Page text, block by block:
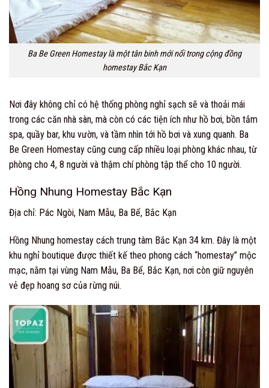
Ba Be Green Homestay là một tân binh mới nổi trong cộng đồng
homestay Bắc Kạn
Nơi đây không chỉ có hệ thống phòng nghỉ sạch sẽ và thoải mái
trong các căn nhà sàn, mà còn có các tiện ích như hồ bơi, bồn tắm
spa, quầy bar, khu vườn, và tầm nhìn tới hồ bơi và xung quanh. Ba
Be Green Homestay cũng cung cấp nhiều loại phòng khác nhau, từ
phòng cho 4, 8 người và thậm chí phòng tập thể cho 10 người.
Hồng Nhung Homestay Bắc Kạn
Địa chỉ: Pác Ngòi, Nam Mẫu, Ba Bể, Bắc Kạn
Hồng Nhung homestay cách trung tâm Bắc Kạn 34 km. Đây là một
khu nghỉ boutique được thiết kế theo phong cách “homestay” mộc
mạc, nằm tại vùng Nam Mẫu, Ba Bể, Bắc Kạn, nơi còn giữ nguyên
vẻ đẹp hoang sơ của rừng núi.